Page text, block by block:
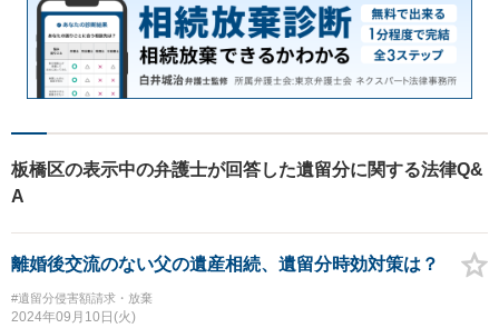
板橋区の表示中の弁護士が回答した遺留分に関する法律Q&
A
離婚後交流のない父の遺産相続、遺留分時効対策は？
#遺留分侵害額請求・放棄
2024年09月10日(火)